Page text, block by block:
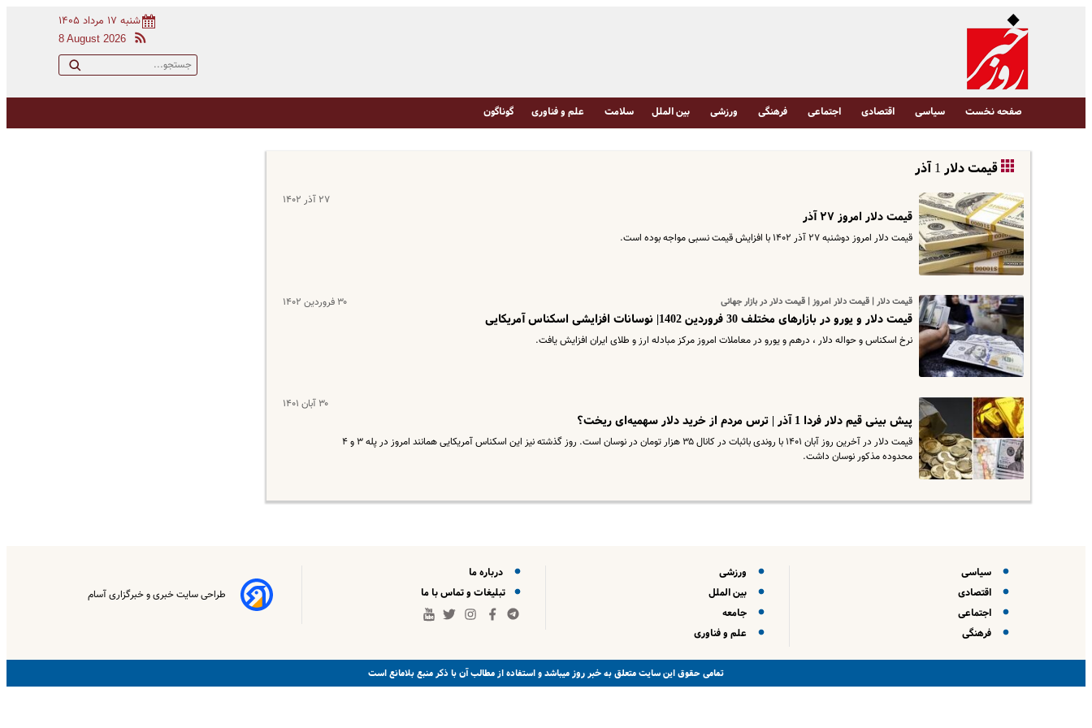
شنبه ۱۷ مرداد ۱۴۰۵
8 August 2026
صفحه نخست سیاسی اقتصادی اجتماعی فرهنگی ورزشی بین الملل سلامت علم و فناوری گوناگون
قیمت دلار 1 آذر
۲۷ آذر ۱۴۰۲
قیمت دلار امروز ۲۷ آذر
قیمت دلار امروز دوشنبه ۲۷ آذر ۱۴۰۲ با افزایش قیمت نسبی مواجه بوده است.
قیمت دلار | قیمت دلار امروز | قیمت دلار در بازار جهانی ۳۰ فروردین ۱۴۰۲
قیمت دلار و یورو در بازارهای مختلف 30 فروردین 1402| نوسانات افزایشی اسکناس آمریکایی
نرخ اسکناس و حواله دلار ، درهم و یورو در معاملات امروز مرکز مبادله ارز و طلای ایران افزایش یافت.
۳۰ آبان ۱۴۰۱
پیش بینی قیم دلار فردا 1 آذر | ترس مردم از خرید دلار سهمیه‌ای ریخت؟
قیمت دلار در آخرین روز آبان ۱۴۰۱ با روندی باثبات در کانال ۳۵ هزار تومان در نوسان است. روز گذشته نیز این اسکناس آمریکایی همانند امروز در پله ۳ و ۴
محدوده مذکور نوسان داشت.
سیاسی
اقتصادی
اجتماعی
فرهنگی
ورزشی
بین الملل
جامعه
علم و فناوری
درباره ما
تبلیغات و تماس با ما
طراحی سایت خبری و خبرگزاری آسام
تمامی حقوق این سایت متعلق بهخبر روزمیباشد و استفاده از مطالب آن با ذکر منبع بلامانع است